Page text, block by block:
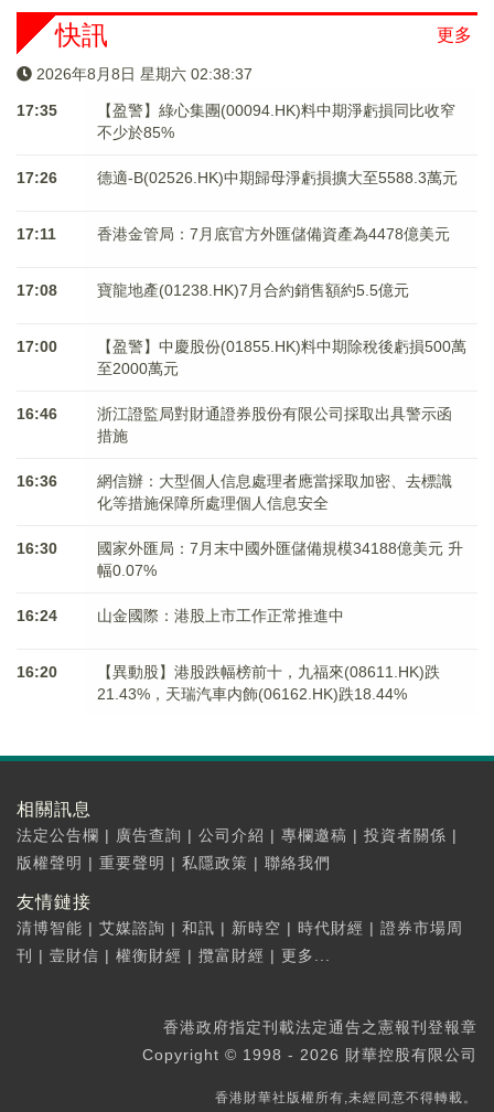
更多
快訊
2026年8月8日 星期六 02:38:38
17:35
【盈警】綠心集團(00094.HK)料中期淨虧損同比收窄
不少於85%
17:26 德適-B(02526.HK)中期歸母淨虧損擴大至5588.3萬元
17:11 香港金管局：7月底官方外匯儲備資產為4478億美元
17:08 寶龍地產(01238.HK)7月合約銷售額約5.5億元
17:00
【盈警】中慶股份(01855.HK)料中期除稅後虧損500萬
至2000萬元
16:46
浙江證監局對財通證券股份有限公司採取出具警示函
措施
16:36
網信辦：大型個人信息處理者應當採取加密、去標識
化等措施保障所處理個人信息安全
16:30
國家外匯局：7月末中國外匯儲備規模34188億美元 升
幅0.07%
16:24 山金國際：港股上市工作正常推進中
16:20
【異動股】港股跌幅榜前十，九福來(08611.HK)跌
21.43%，天瑞汽車内飾(06162.HK)跌18.44%
相關訊息
法定公告欄 | 廣告查詢 | 公司介紹 | 專欄邀稿 | 投資者關係 |
版權聲明 | 重要聲明 | 私隱政策 | 聯絡我們
友情鏈接
清博智能 | 艾媒諮詢 | 和訊 | 新時空 | 時代財經 | 證券市場周
刊
| 壹財信 | 權衡財經 | 攬富財經 | 更多...
香港政府指定刊載法定通告之憲報刊登報章
Copyright © 1998 - 2026 財華控股有限公司
香港財華社版權所有,未經同意不得轉載。